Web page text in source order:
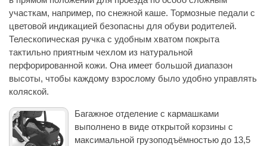
участкам, например, по снежной каше. Тормозные педали с
цветовой индикацией безопасны для обуви родителей.
Телескопическая ручка с удобным хватом покрыта
тактильно приятным чехлом из натуральной
перфорированной кожи. Она имеет большой диапазон
высоты, чтобы каждому взрослому было удобно управлять
коляской.
Багажное отделение с кармашками
выполнено в виде открытой корзины с
максимальной грузоподъёмностью до 13,5